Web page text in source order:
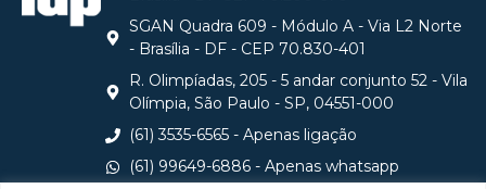
SGAN Quadra 609 - Módulo A - Via L2 Norte
- Brasília - DF - CEP 70.830-401
R. Olimpíadas, 205 - 5 andar conjunto 52 - Vila
Olímpia, São Paulo - SP, 04551-000
(61) 3535-6565 - Apenas ligação
(61) 99649-6886 - Apenas whatsapp